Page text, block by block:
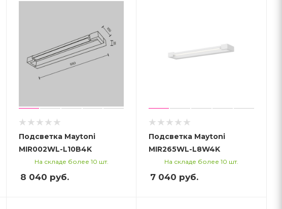
Подсветка Maytoni
MIR002WL-L10B4K
На складе более 10 шт.
8 040 руб.
Подсветка Maytoni
MIR265WL-L8W4K
На складе более 10 шт.
7 040 руб.